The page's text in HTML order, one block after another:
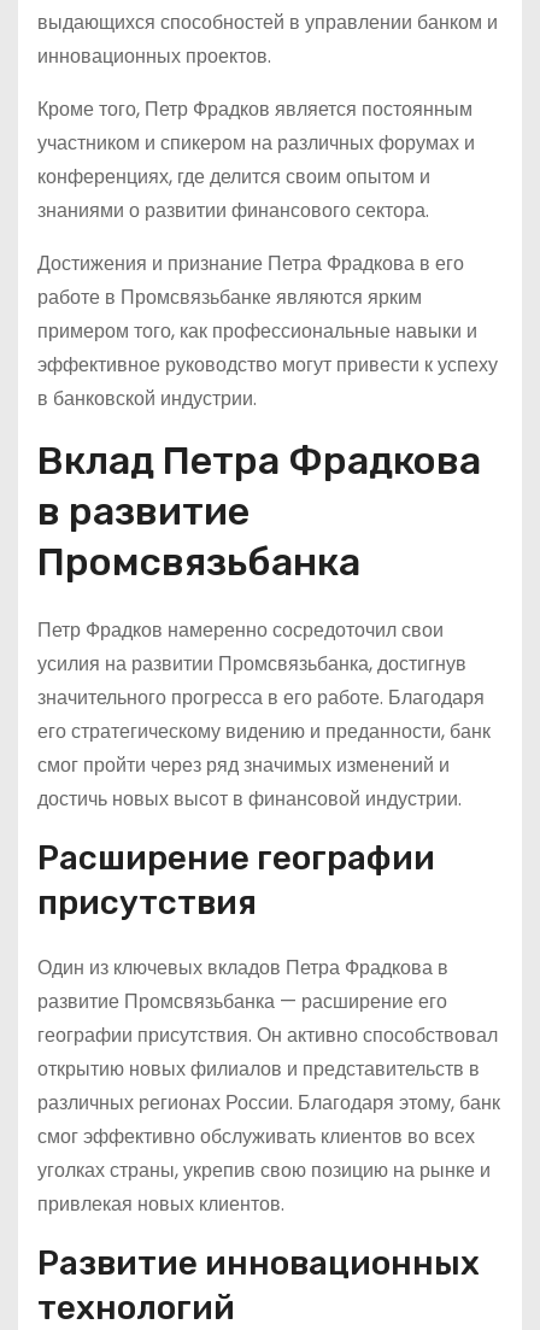
выдающихся способностей в управлении банком и
инновационных проектов.
Кроме того, Петр Фрадков является постоянным
участником и спикером на различных форумах и
конференциях, где делится своим опытом и
знаниями о развитии финансового сектора.
Достижения и признание Петра Фрадкова в его
работе в Промсвязьбанке являются ярким
примером того, как профессиональные навыки и
эффективное руководство могут привести к успеху
в банковской индустрии.
Вклад Петра Фрадкова
в развитие
Промсвязьбанка
Петр Фрадков намеренно сосредоточил свои
усилия на развитии Промсвязьбанка, достигнув
значительного прогресса в его работе. Благодаря
его стратегическому видению и преданности, банк
смог пройти через ряд значимых изменений и
достичь новых высот в финансовой индустрии.
Расширение географии
присутствия
Один из ключевых вкладов Петра Фрадкова в
развитие Промсвязьбанка — расширение его
географии присутствия. Он активно способствовал
открытию новых филиалов и представительств в
различных регионах России. Благодаря этому, банк
смог эффективно обслуживать клиентов во всех
уголках страны, укрепив свою позицию на рынке и
привлекая новых клиентов.
Развитие инновационных
технологий